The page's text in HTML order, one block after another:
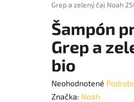
Grep a zelený čaj Noah
Šampón
Grep a
bio
Priemerné
hodnotenie
Neohodnotené
Značka: Noah